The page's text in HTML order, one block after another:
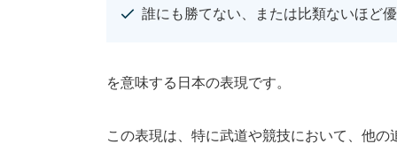
誰にも勝てない、または比類ないほど
を意味する日本の表現です。
この表現は、特に武道や競技において、他